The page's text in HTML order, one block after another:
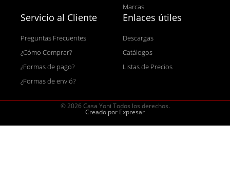
Marcas
Servicio al Cliente
Preguntas Frecuentes
¿Cómo Comprar?
¿Formas de pago?
¿Formas de envió?
Enlaces útiles
Descargas
Catálogos
Listas de Precios
© 2026 Casa Yoni Todos los derechos.
Creado por Expresar